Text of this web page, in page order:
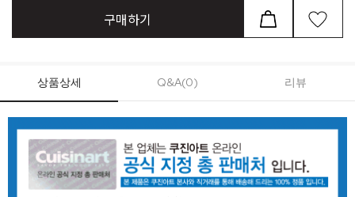
구매하기
상품상세 Q&A(0) 리뷰